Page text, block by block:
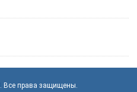
. Все права защищены.